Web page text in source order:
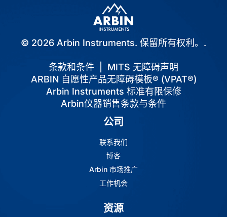
© 2026 Arbin Instruments. 保留所有权利。.
条款和条件
MITS 无障碍声明
ARBIN 自愿性产品无障碍模板® (VPAT®)
Arbin Instruments 标准有限保修
Arbin仪器销售条款与条件
公司
联系我们
博客
Arbin 市场推广
工作机会
资源